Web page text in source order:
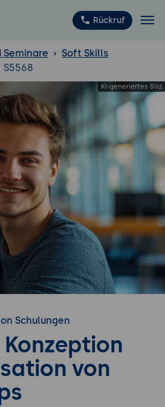
Rückruf
®
Seminare
Soft Skills
S5568
Schulungen
von